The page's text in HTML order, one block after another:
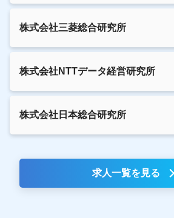
株式会社三菱総合研究所
株式会社NTTデータ経営研究所
株式会社日本総合研究所
求人一覧を見る